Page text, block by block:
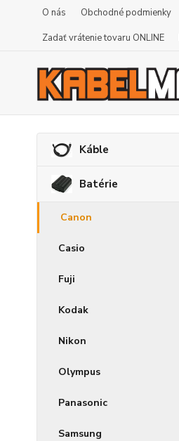
O nás Obchodné podmienky
Zadať vrátenie tovaru ONLINE
Káble
Batérie
Canon
Casio
Fuji
Kodak
Nikon
Olympus
Panasonic
Samsung